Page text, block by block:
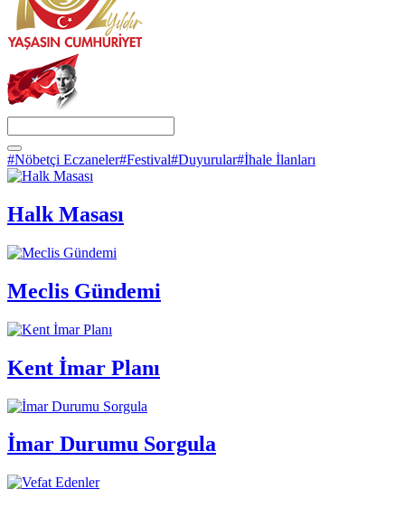
#Nöbetçi Eczaneler#Festival#Duyurular#İhale İlanları
Halk Masası
Meclis Gündemi
Kent İmar Planı
İmar Durumu Sorgula